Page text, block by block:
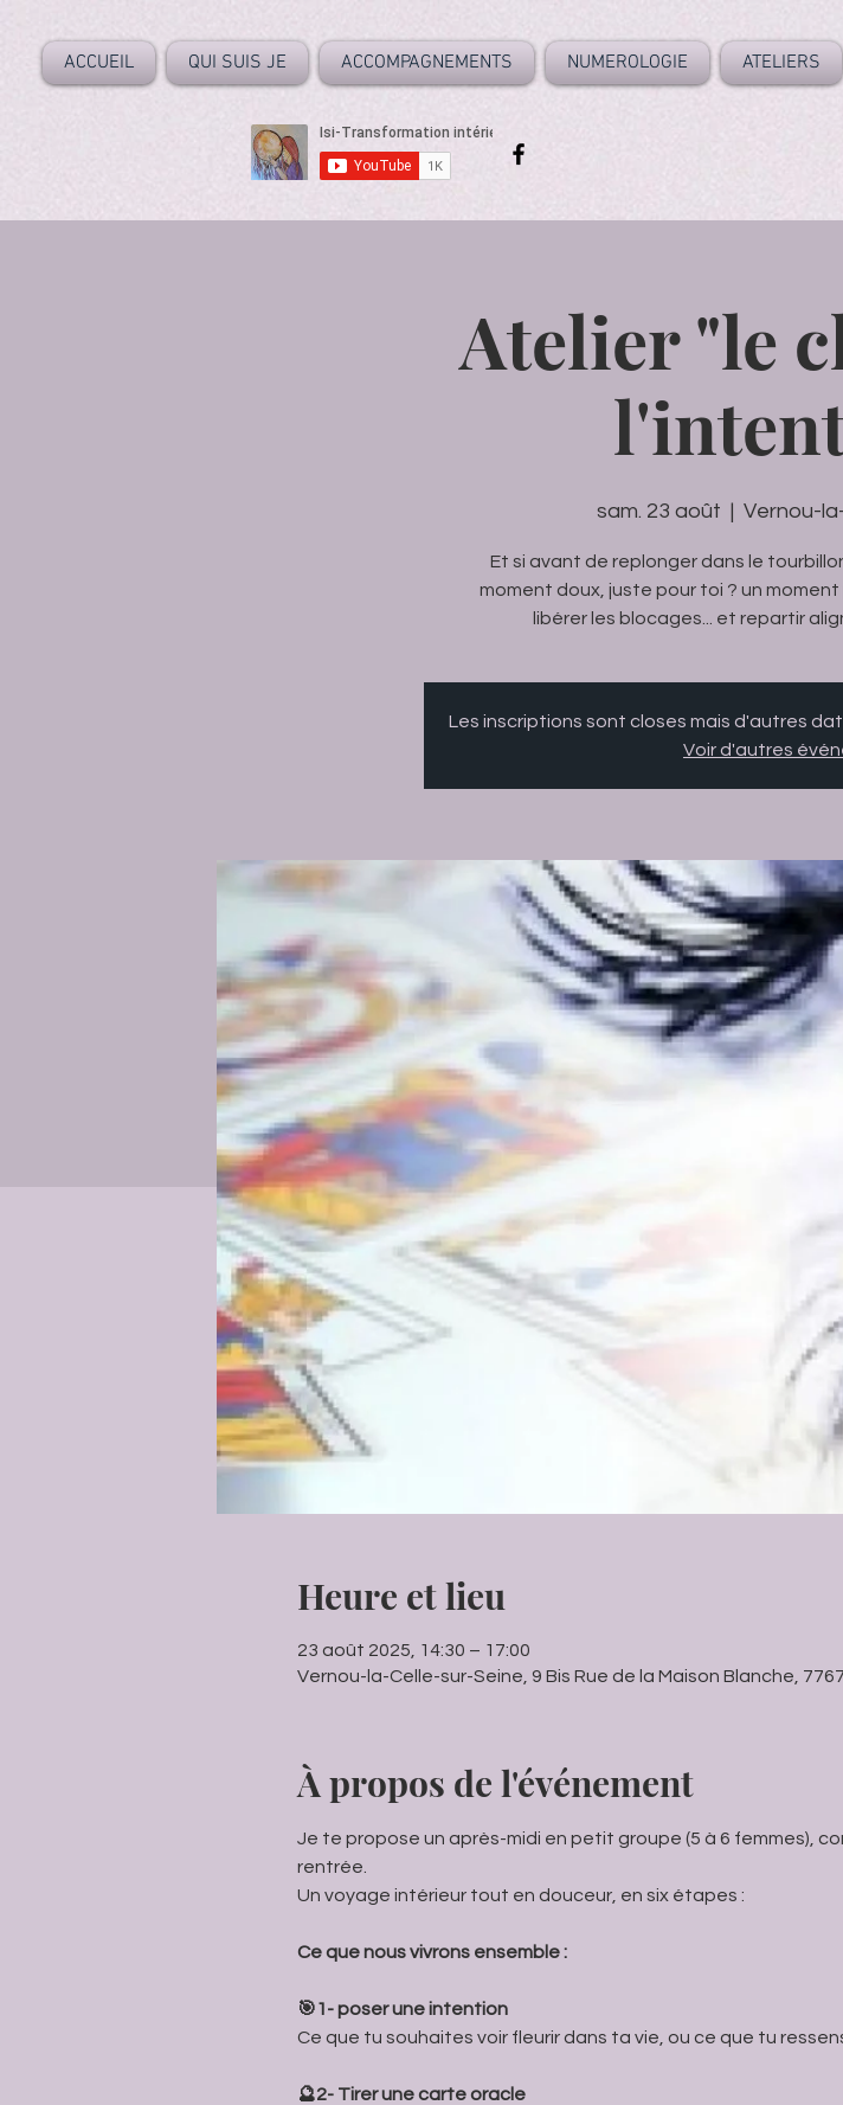
ACCUEIL QUI SUIS JE ACCOMPAGNEMENTS NUMEROLOGIE ATELIERS
Atelier "le
sam. 23 août
  |
Vernou-
Et si avant de replonger dans le
moment doux, juste pour toi ? un
libérer les blocages... et repartir
Les inscriptions sont closes mais d'autres
Voir d'autres
Heure et lieu
23 août 2025, 14:30 – 17:00
Vernou-la-Celle-sur-Seine, 9 Bis Rue de la Maison Blanche,
À propos de l'événement
Je te propose un après-midi en petit groupe (5 à 6 femmes),
rentrée.
Un voyage intérieur tout en douceur, en six étapes :
Ce que nous vivrons ensemble :
🎯1- poser une intention
Ce que tu souhaites voir fleurir dans ta vie, ou ce que tu
🔮2- Tirer une carte oracle